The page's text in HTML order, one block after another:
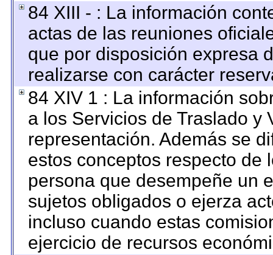
84 XIII - : La información
actas de las reuniones
que por disposición expresa
realizarse con carácter
84 XIV 1 : La información
a los Servicios de Traslado y
representación. Además se
estos conceptos respecto de
persona que desempeñe un
sujetos obligados o ejerza
incluso cuando estas
ejercicio de recursos